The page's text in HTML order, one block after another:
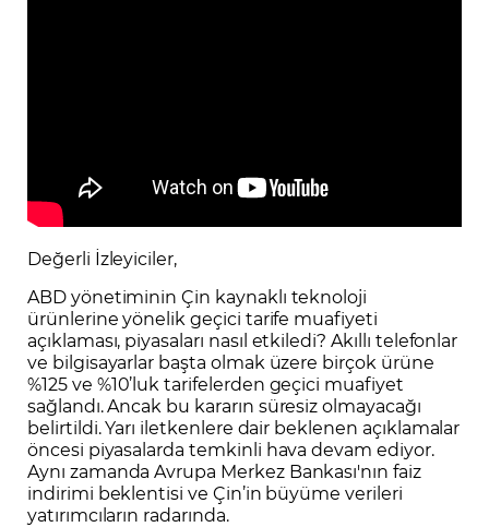
Değerli İzleyiciler,
ABD yönetiminin Çin kaynaklı teknoloji
ürünlerine yönelik geçici tarife muafiyeti
açıklaması, piyasaları nasıl etkiledi? Akıllı telefonlar
ve bilgisayarlar başta olmak üzere birçok ürüne
%125 ve %10’luk tarifelerden geçici muafiyet
sağlandı. Ancak bu kararın süresiz olmayacağı
belirtildi. Yarı iletkenlere dair beklenen açıklamalar
öncesi piyasalarda temkinli hava devam ediyor.
Aynı zamanda Avrupa Merkez Bankası'nın faiz
indirimi beklentisi ve Çin’in büyüme verileri
yatırımcıların radarında.